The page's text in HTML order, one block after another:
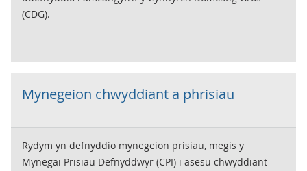
(CDG).
Mynegeion chwyddiant a phrisiau
Rydym yn defnyddio mynegeion prisiau, megis y
Mynegai Prisiau Defnyddwyr (CPI) i asesu chwyddiant -